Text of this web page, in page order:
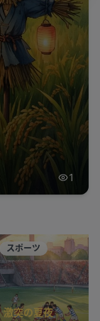
1
スポーツ
激突の夏夜